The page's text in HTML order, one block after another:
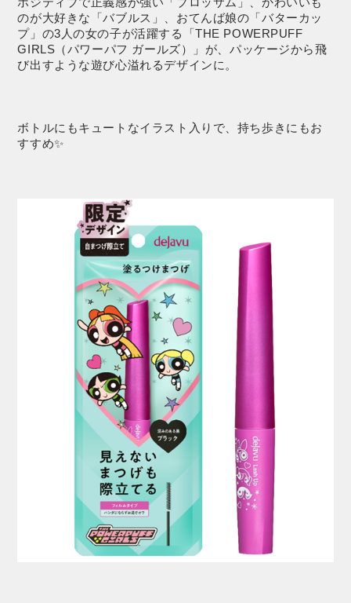
のが大好きな「バブルス」、おてんば娘の「バターカッ
プ」の3人の女の子が活躍する「THE POWERPUFF
GIRLS（パワーパフ ガールズ）」が、パッケージから飛
び出すような遊び心溢れるデザインに。
ボトルにもキュートなイラスト入りで、持ち歩きにもお
すすめ✨